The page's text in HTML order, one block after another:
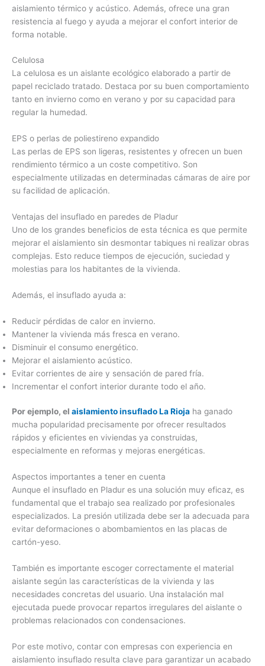
aislamiento térmico y acústico. Además, ofrece una gran
resistencia al fuego y ayuda a mejorar el confort interior de
forma notable.
Celulosa
La celulosa es un aislante ecológico elaborado a partir de
papel reciclado tratado. Destaca por su buen comportamiento
tanto en invierno como en verano y por su capacidad para
regular la humedad.
EPS o perlas de poliestireno expandido
Las perlas de EPS son ligeras, resistentes y ofrecen un buen
rendimiento térmico a un coste competitivo. Son
especialmente utilizadas en determinadas cámaras de aire por
su facilidad de aplicación.
Ventajas del insuflado en paredes de Pladur
Uno de los grandes beneficios de esta técnica es que permite
mejorar el aislamiento sin desmontar tabiques ni realizar obras
complejas. Esto reduce tiempos de ejecución, suciedad y
molestias para los habitantes de la vivienda.
Además, el insuflado ayuda a:
Reducir pérdidas de calor en invierno.
Mantener la vivienda más fresca en verano.
Disminuir el consumo energético.
Mejorar el aislamiento acústico.
Evitar corrientes de aire y sensación de pared fría.
Incrementar el confort interior durante todo el año.
Por ejemplo, el aislamiento insuflado La Rioja ha ganado
mucha popularidad precisamente por ofrecer resultados
rápidos y eficientes en viviendas ya construidas,
especialmente en reformas y mejoras energéticas.
Aspectos importantes a tener en cuenta
Aunque el insuflado en Pladur es una solución muy eficaz, es
fundamental que el trabajo sea realizado por profesionales
especializados. La presión utilizada debe ser la adecuada para
evitar deformaciones o abombamientos en las placas de
cartón-yeso.
También es importante escoger correctamente el material
aislante según las características de la vivienda y las
necesidades concretas del usuario. Una instalación mal
ejecutada puede provocar repartos irregulares del aislante o
problemas relacionados con condensaciones.
Por este motivo, contar con empresas con experiencia en
aislamiento insuflado resulta clave para garantizar un acabado